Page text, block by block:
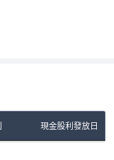
現金股利發放日